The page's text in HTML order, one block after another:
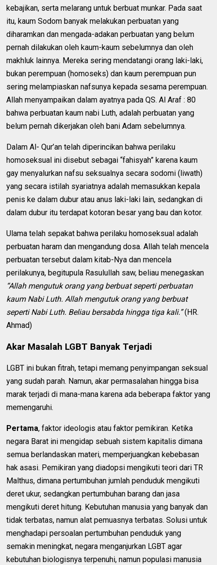
kebajikan, serta melarang untuk berbuat munkar. Pada saat
itu, kaum Sodom banyak melakukan perbuatan yang
diharamkan dan mengada-adakan perbuatan yang belum
pernah dilakukan oleh kaum-kaum sebelumnya dan oleh
makhluk lainnya. Mereka sering mendatangi orang laki-laki,
bukan perempuan (homoseks) dan kaum perempuan pun
sering melampiaskan nafsunya kepada sesama perempuan.
Allah menyampaikan dalam ayatnya pada QS. Al Araf : 80
bahwa perbuatan kaum nabi Luth, adalah perbuatan yang
belum pernah dikerjakan oleh bani Adam sebelumnya.
Dalam Al- Qur’an telah diperincikan bahwa perilaku
homoseksual ini disebut sebagai “fahisyah” karena kaum
gay menyalurkan nafsu seksualnya secara sodomi (liwath)
yang secara istilah syariatnya adalah memasukkan kepala
penis ke dalam dubur atau anus laki-laki lain, sedangkan di
dalam dubur itu terdapat kotoran besar yang bau dan kotor.
Ulama telah sepakat bahwa perilaku homoseksual adalah
perbuatan haram dan mengandung dosa. Allah telah mencela
perbuatan tersebut dalam kitab-Nya dan mencela
perilakunya, begitupula Rasulullah saw, beliau menegaskan
“Allah mengutuk orang yang berbuat seperti perbuatan
kaum Nabi Luth. Allah mengutuk orang yang berbuat
seperti Nabi Luth. Beliau bersabda hingga tiga kali.”(HR.
Ahmad)
Akar Masalah LGBT Banyak Terjadi
LGBT ini bukan fitrah, tetapi memang penyimpangan seksual
yang sudah parah. Namun, akar permasalahan hingga bisa
marak terjadi di mana-mana karena ada beberapa faktor yang
memengaruhi.
Pertama, faktor ideologis atau faktor pemikiran. Ketika
negara Barat ini mengidap sebuah sistem kapitalis dimana
semua berlandaskan materi, memperjuangkan kebebasan
hak asasi. Pemikiran yang diadopsi mengikuti teori dari TR
Malthus, dimana pertumbuhan jumlah penduduk mengikuti
deret ukur, sedangkan pertumbuhan barang dan jasa
mengikuti deret hitung. Kebutuhan manusia yang banyak dan
tidak terbatas, namun alat pemuasnya terbatas. Solusi untuk
menghadapi persoalan pertumbuhan penduduk yang
semakin meningkat, negara menganjurkan LGBT agar
kebutuhan biologisnya terpenuhi, namun populasi manusia